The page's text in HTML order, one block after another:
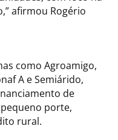
afirmou Rogério
como Agroamigo,
A e Semiárido,
de
porte,
rural.